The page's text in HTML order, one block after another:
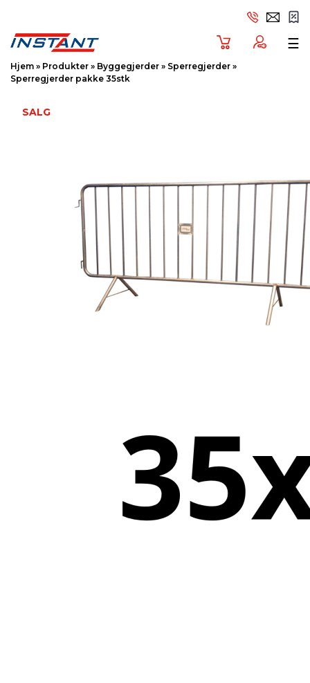
☰
Hjem » Produkter » Byggegjerder » Sperregjerder »
Sperregjerder pakke 35stk
SALG